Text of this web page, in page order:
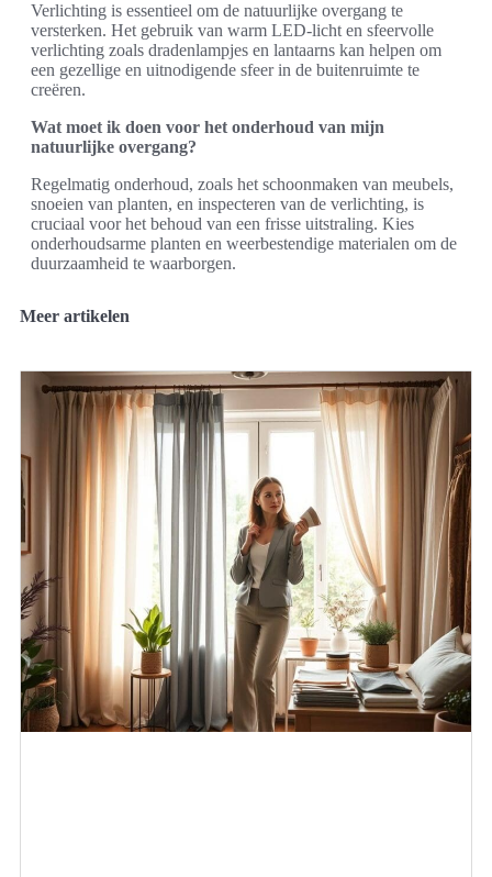
Verlichting is essentieel om de natuurlijke overgang te
versterken. Het gebruik van warm LED-licht en sfeervolle
verlichting zoals dradenlampjes en lantaarns kan helpen om
een gezellige en uitnodigende sfeer in de buitenruimte te
creëren.
Wat moet ik doen voor het onderhoud van mijn
natuurlijke overgang?
Regelmatig onderhoud, zoals het schoonmaken van meubels,
snoeien van planten, en inspecteren van de verlichting, is
cruciaal voor het behoud van een frisse uitstraling. Kies
onderhoudsarme planten en weerbestendige materialen om de
duurzaamheid te waarborgen.
Meer artikelen